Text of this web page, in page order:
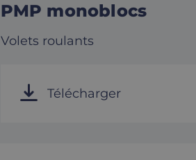
PMP monoblocs
Volets roulants
Télécharger